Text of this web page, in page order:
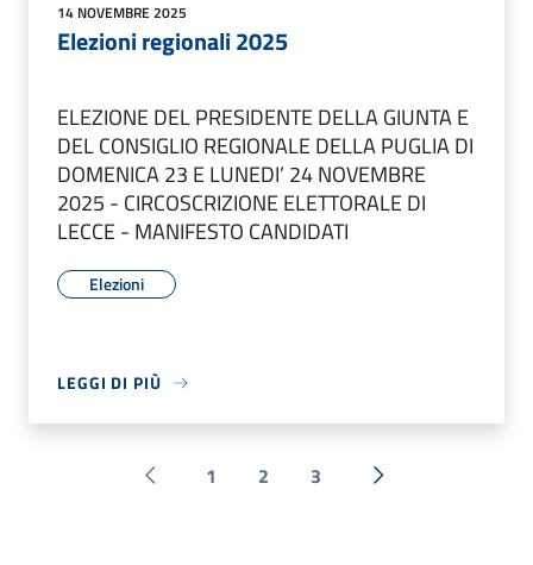
14 NOVEMBRE 2025
Elezioni regionali 2025
ELEZIONE DEL PRESIDENTE DELLA GIUNTA E
DEL CONSIGLIO REGIONALE DELLA PUGLIA DI
DOMENICA 23 E LUNEDI’ 24 NOVEMBRE
2025 - CIRCOSCRIZIONE ELETTORALE DI
LECCE - MANIFESTO CANDIDATI
Elezioni
LEGGI DI PIÙ
Pagina precedente
1 2 3 Successiva »